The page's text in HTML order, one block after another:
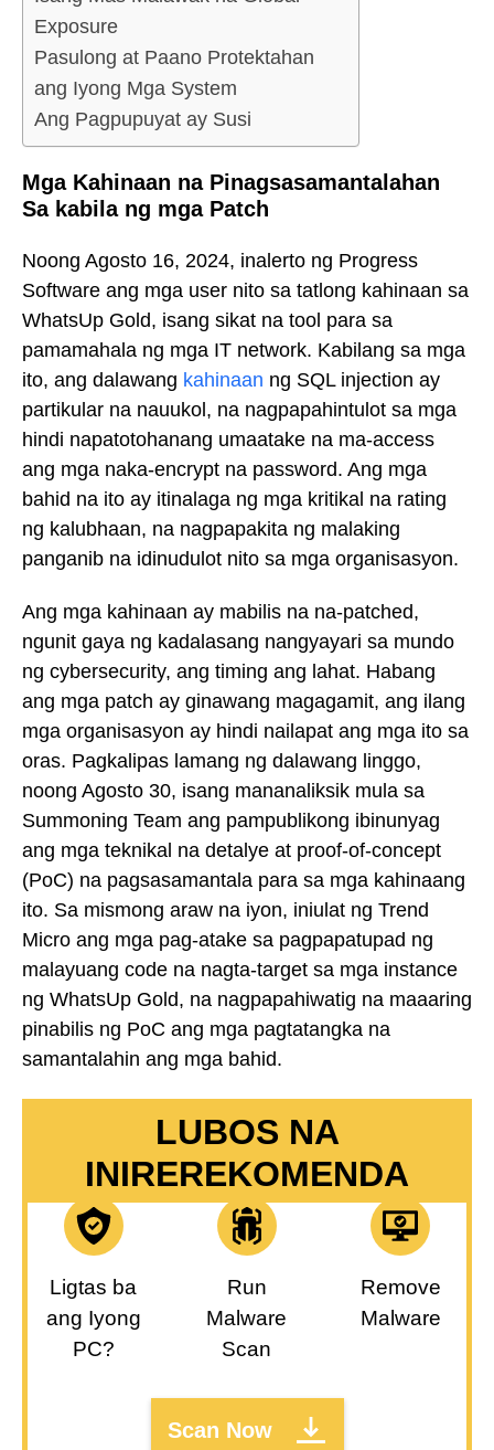
Exposure
Pasulong at Paano Protektahan
ang Iyong Mga System
Ang Pagpupuyat ay Susi
Mga Kahinaan na Pinagsasamantalahan
Sa kabila ng mga Patch
Noong Agosto 16, 2024, inalerto ng Progress
Software ang mga user nito sa tatlong kahinaan sa
WhatsUp Gold, isang sikat na tool para sa
pamamahala ng mga IT network. Kabilang sa mga
ito, ang dalawang kahinaan ng SQL injection ay
partikular na nauukol, na nagpapahintulot sa mga
hindi napatotohanang umaatake na ma-access
ang mga naka-encrypt na password. Ang mga
bahid na ito ay itinalaga ng mga kritikal na rating
ng kalubhaan, na nagpapakita ng malaking
panganib na idinudulot nito sa mga organisasyon.
Ang mga kahinaan ay mabilis na na-patched,
ngunit gaya ng kadalasang nangyayari sa mundo
ng cybersecurity, ang timing ang lahat. Habang
ang mga patch ay ginawang magagamit, ang ilang
mga organisasyon ay hindi nailapat ang mga ito sa
oras. Pagkalipas lamang ng dalawang linggo,
noong Agosto 30, isang mananaliksik mula sa
Summoning Team ang pampublikong ibinunyag
ang mga teknikal na detalye at proof-of-concept
(PoC) na pagsasamantala para sa mga kahinaang
ito. Sa mismong araw na iyon, iniulat ng Trend
Micro ang mga pag-atake sa pagpapatupad ng
malayuang code na nagta-target sa mga instance
ng WhatsUp Gold, na nagpapahiwatig na maaaring
pinabilis ng PoC ang mga pagtatangka na
samantalahin ang mga bahid.
LUBOS NA
INIREREKOMENDA
Ligtas ba
ang Iyong
PC?
Run
Malware
Scan
Remove
Malware
Scan Now